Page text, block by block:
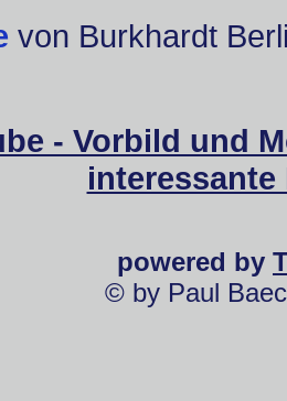
von Burkhardt
- Vorbild und
powered by
© by Paul